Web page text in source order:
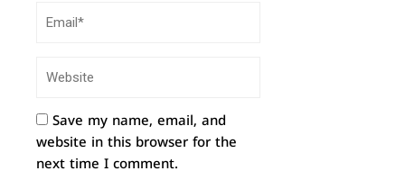
Save my name, email, and
website in this browser for the
next time I comment.